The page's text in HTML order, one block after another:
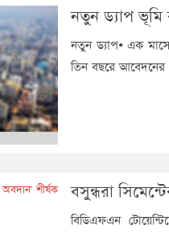
নতুন ড্যাপ ভূমি
নতুন ড্যাপ• এক
তিন বছরে
বসুন্ধরা
বিডিএফএন